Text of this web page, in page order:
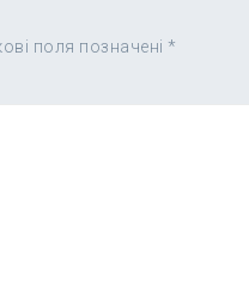
поля позначені *